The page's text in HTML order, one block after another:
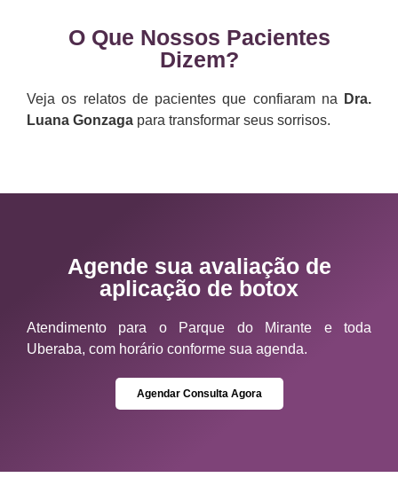
O Que Nossos Pacientes
Dizem?
Veja os relatos de pacientes que confiaram na
Dra.
Luana Gonzaga para transformar seus sorrisos.
Agende sua avaliação de
aplicação de botox
Atendimento para o Parque do Mirante e toda
Uberaba, com horário conforme sua agenda.
Agendar Consulta Agora